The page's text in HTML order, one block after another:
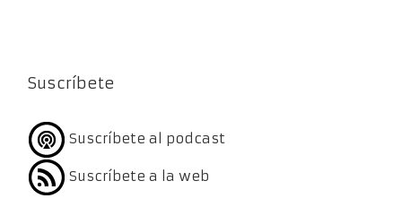
Suscríbete
Suscríbete al podcast
Suscríbete a la web